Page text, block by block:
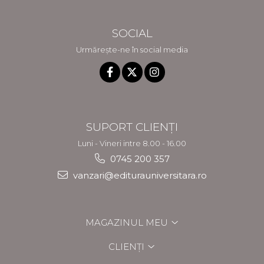
SOCIAL
Urmărește-ne în social media
SUPORT CLIENȚI
Luni - Vineri intre 8.00 - 16.00
0745 200 357
vanzari@editurauniversitara.ro
MAGAZINUL MEU
CLIENȚI